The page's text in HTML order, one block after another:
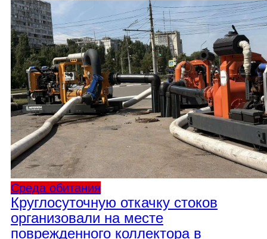
Среда обитания
Круглосуточную откачку стоков
организовали на месте
поврежденного коллектора в